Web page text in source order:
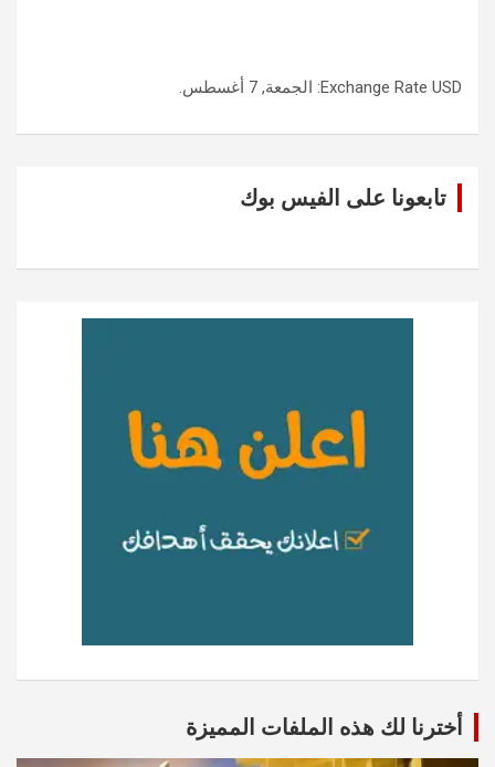
Exchange Rate USD : الجمعة, 7 أغسطس.
تابعونا على الفيس بوك
أخترنا لك هذه الملفات المميزة